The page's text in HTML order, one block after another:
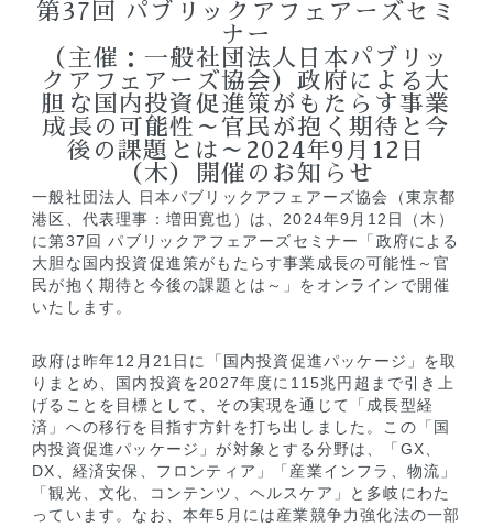
第37回 パブリックアフェアーズセミ
ナー
（主催：一般社団法人日本パブリッ
クアフェアーズ協会）政府による大
胆な国内投資促進策がもたらす事業
成長の可能性～官民が抱く期待と今
後の課題とは～2024年9月12日
（木）開催のお知らせ
一般社団法人 日本パブリックアフェアーズ協会（東京都
港区、代表理事：増田寛也）は、2024年9月12日（木）
に第37回 パブリックアフェアーズセミナー「政府による
大胆な国内投資促進策がもたらす事業成長の可能性～官
民が抱く期待と今後の課題とは～」をオンラインで開催
いたします。
政府は昨年12月21日に「国内投資促進パッケージ」を取
りまとめ、国内投資を2027年度に115兆円超まで引き上
げることを目標として、その実現を通じて「成長型経
済」への移行を目指す方針を打ち出しました。この「国
内投資促進パッケージ」が対象とする分野は、「GX、
DX、経済安保、フロンティア」「産業インフラ、物流」
「観光、文化、コンテンツ、ヘルスケア」と多岐にわた
っています。なお、本年5月には産業競争力強化法の一部